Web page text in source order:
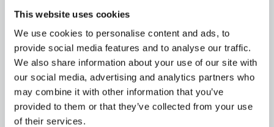
This website uses cookies
We use cookies to personalise content and ads, to
provide social media features and to analyse our traffic.
We also share information about your use of our site with
our social media, advertising and analytics partners who
may combine it with other information that you’ve
provided to them or that they’ve collected from your use
of their services.
CENNIKI